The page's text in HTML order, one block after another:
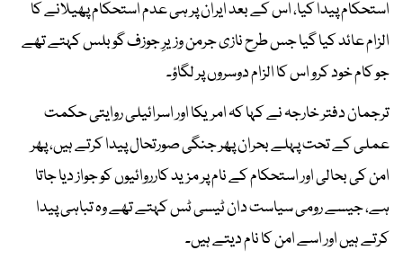
استحکام پیدا کیا، اس کے بعد ایران پر ہی عدم استحکام پھیلانے کا
الزام عائد کیا گیا جس طرح نازی جرمن وزیرِ جوزف گوبلس کہتے تھے
جو کام خود کرو اس کا الزام دوسروں پر لگاؤ۔
ترجمان دفتر خارجہ نے کہا کہ امریکا اور اسرائیلی روایتی حکمت
عملی کے تحت پہلے بحران پھر جنگی صورتحال پیدا کرتے ہیں، پھر
امن کی بحالی اور استحکام کے نام پر مزید کارروائیوں کو جواز دیا جاتا
ہے، جیسے رومی سیاست دان ٹیسی ٹس کہتے تھے وہ تباہی پیدا
کرتے ہیں اور اسے امن کا نام دیتے ہیں۔